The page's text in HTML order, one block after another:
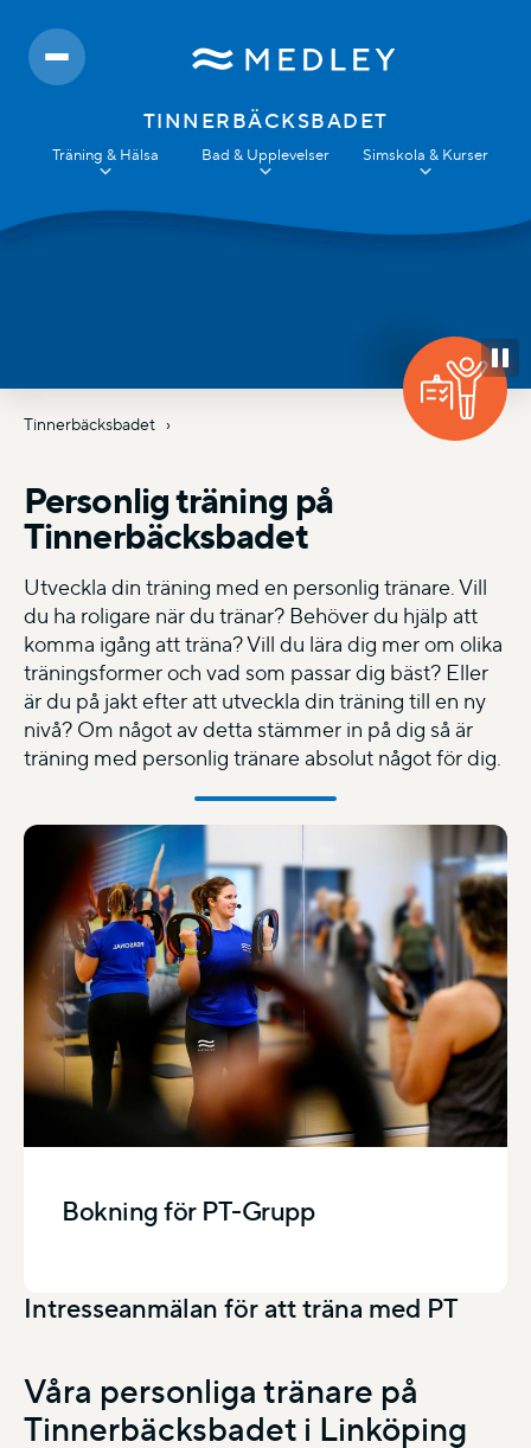
TINNERBÄCKSBADET
Träning & Hälsa Bad & Upplevelser Simskola & Kurser
Tinnerbäcksbadet
Personlig träning på
Tinnerbäcksbadet
Utveckla din träning med en personlig tränare. Vill
du ha roligare när du tränar? Behöver du hjälp att
komma igång att träna? Vill du lära dig mer om olika
träningsformer och vad som passar dig bäst? Eller
är du på jakt efter att utveckla din träning till en ny
nivå? Om något av detta stämmer in på dig så är
träning med personlig tränare absolut något för dig.
Bokning för PT-Grupp
Intresseanmälan för att träna med PT
Våra personliga tränare på
Tinnerbäcksbadet i Linköping